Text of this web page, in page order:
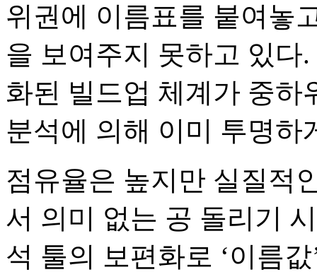
위권에 이름표를 붙여놓
을 보여주지 못하고 있다
화된 빌드업 체계가 중하
분석에 의해 이미 투명하
점유율은 높지만 실질적
서 의미 없는 공 돌리기
석 툴의 보편화로 ‘이름